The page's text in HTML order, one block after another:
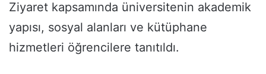
Ziyaret kapsamında üniversitenin akademik
yapısı, sosyal alanları ve kütüphane
hizmetleri öğrencilere tanıtıldı.